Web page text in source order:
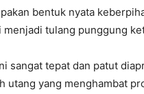
bentuk nyata
tulang punggung
sangat tepat dan patut
utang yang menghambat